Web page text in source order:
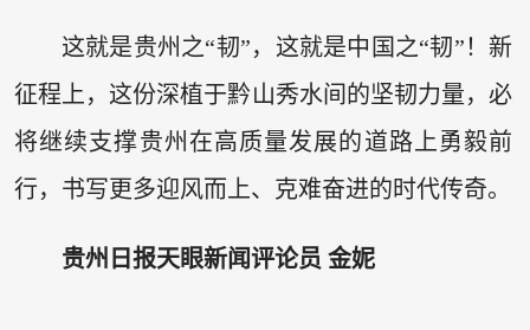
这就是贵州之“韧”，这就是中国之“韧”！新
征程上，这份深植于黔山秀水间的坚韧力量，必
将继续支撑贵州在高质量发展的道路上勇毅前
行，书写更多迎风而上、克难奋进的时代传奇。
贵州日报天眼新闻评论员 金妮